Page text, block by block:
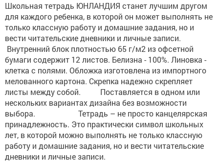
Школьная тетрадь ЮНЛАНДИЯ станет лучшим другом
для каждого ребенка, в которой он может выполнять не
только классную работу и домашние задания, но и
вести читательские дневники и личные записи.
Внутренний блок плотностью 65 г/м2 из офсетной
бумаги содержит 12 листов. Белизна - 100%. Линовка -
клетка с полями. Обложка изготовлена из импортного
мелованного картона. Скрепка надежно скрепляет
листы между собой. Поставляется в одном или
нескольких вариантах дизайна без возможности
выбора. Тетрадь – не просто канцелярская
принадлежность. Это практически символ школьных
лет, в которой можно выполнять не только классную
работу и домашние задания, но и вести читательские
дневники и личные записи.